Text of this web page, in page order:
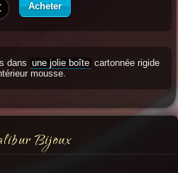
Acheter
dans une jolie boîte cartonnée rigide
mousse.
Bijoux